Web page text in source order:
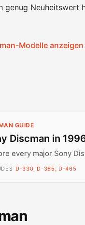
Neuheitswert
Modelle anzeigen
GUIDE
Discman in
every major Sony
D-330, D-365, D-465